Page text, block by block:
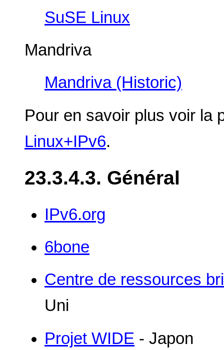
SuSE Linux
Mandriva
Mandriva (Historic)
Pour en savoir plus voir la
Linux+IPv6.
23.3.4.3. Général
IPv6.org
6bone
Centre de ressources
Uni
Projet WIDE - Japon